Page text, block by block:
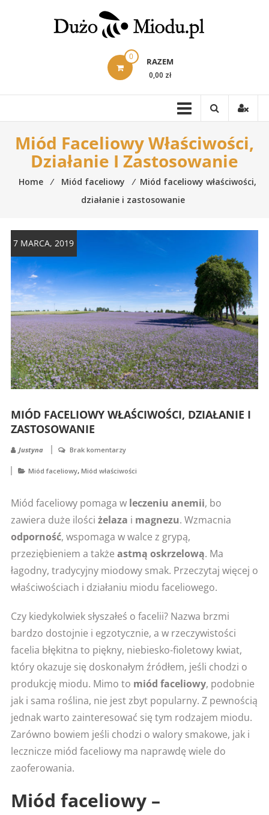
0 RAZEM
0,00 zł
Miód Faceliowy Właściwości,
Działanie I Zastosowanie
Home ⁄ Miód faceliowy ⁄ Miód faceliowy właściwości,
działanie i zastosowanie
7 MARCA, 2019
MIÓD FACELIOWY WŁAŚCIWOŚCI, DZIAŁANIE I
ZASTOSOWANIE
Justyna Brak komentarzy
Miód faceliowy, Miód właściwości
Miód faceliowy pomaga wleczeniu anemii, bo
zawiera duże ilości żelaza i magnezu. Wzmacnia
odporność, wspomaga w walce z grypą,
przeziębieniem a także astmą oskrzelową. Ma
łagodny, tradycyjny miodowy smak. Przeczytaj więcej o
właściwościach i działaniu miodu faceliowego.
Czy kiedykolwiek słyszałeś o facelii? Nazwa brzmi
bardzo dostojnie i egzotycznie, a w rzeczywistości
facelia błękitna to piękny, niebiesko-fioletowy kwiat,
który okazuje się doskonałym źródłem, jeśli chodzi o
produkcję miodu. Mimo to miód faceliowy, podobnie
jak i sama roślina, nie jest zbyt popularny. Z pewnością
jednak warto zainteresować się tym rodzajem miodu.
Zarówno bowiem jeśli chodzi o walory smakowe, jak i
lecznicze miód faceliowy ma naprawdę wiele do
zaoferowania.
Miód faceliowy –